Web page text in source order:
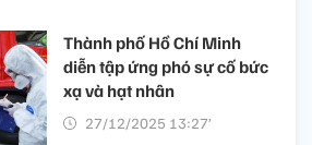
Thành phố Hồ Chí Minh
diễn tập ứng phó sự cố bức
xạ và hạt nhân
27/12/2025 13:27’